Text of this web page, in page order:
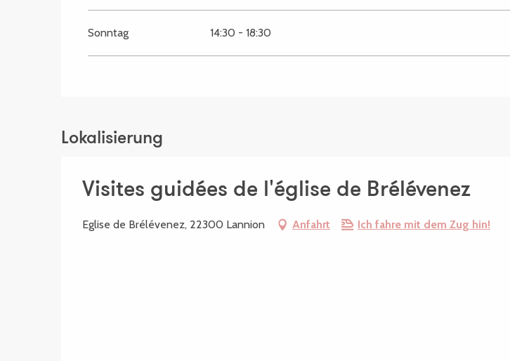
Sonntag 14:30 - 18:30
Lokalisierung
Visites guidées de l'église de Brélévenez
Eglise de Brélévenez, 22300 Lannion Anfahrt Ich fahre mit dem Zug hin!